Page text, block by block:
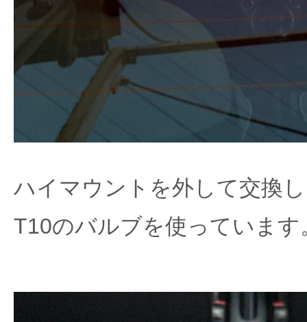
ハイマウントを外して交換
T10のバルブを使っています